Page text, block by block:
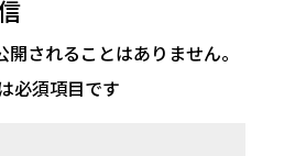
されることはありません。
必須項目です